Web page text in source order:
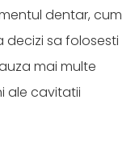
dentar, cum
decizi sa folosesti
mai multe
ale cavitatii